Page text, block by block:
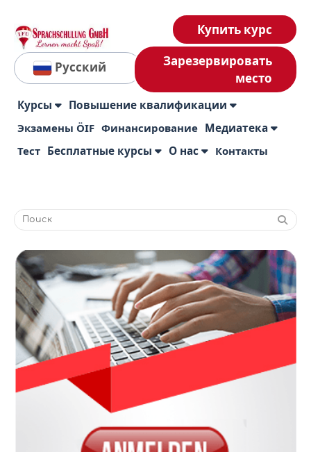
Русский
Купить курс
Зарезервировать
место
Курсы Повышение квалификации
Экзамены ÖIF Финансирование Медиатека
Тест Бесплатные курсы О нас Контакты